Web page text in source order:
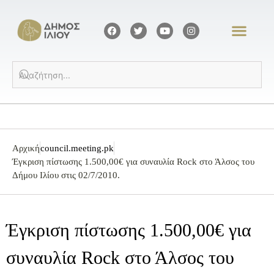
Αρχικήcouncil.meeting.pk
Έγκριση πίστωσης 1.500,00€ για συναυλία Rock στο Άλσος του
Δήμου Ιλίου στις 02/7/2010.
Έγκριση πίστωσης 1.500,00€ για
συναυλία Rock στο Άλσος του